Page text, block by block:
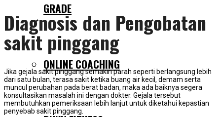
GRADE
ONLINE COACHING
Diagnosis dan Pengobatan
sakit pinggang
Jika gejala sakit pinggang semakin parah seperti berlangsung lebih
dari satu bulan, terasa sakit ketika buang air kecil, demam serta
muncul perubahan pada berat badan, maka ada baiknya segera
konsultasikan masalah ini dengan dokter. Gejala tersebut
membutuhkan pemeriksaan lebih lanjut untuk diketahui kepastian
penyebab sakit pinggang.